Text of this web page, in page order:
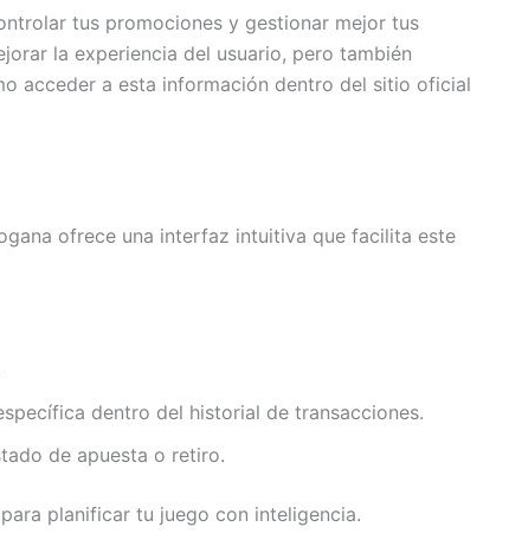
tus promociones y gestionar mejor tus
la experiencia del usuario, pero también
acceder a esta información dentro del sitio oficial
ofrece una interfaz intuitiva que facilita este
dentro del historial de transacciones.
de apuesta o retiro.
planificar tu juego con inteligencia.